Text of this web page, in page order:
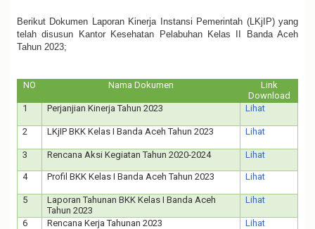
Berikut Dokumen Laporan Kinerja Instansi Pemerintah (LKjIP) yang
telah disusun Kantor Kesehatan Pelabuhan Kelas II Banda Aceh
Tahun 2023;
NO Nama Dokumen
Link
Download
1
Perjanjian Kinerja Tahun 2023 Lihat
2 LKjIP BKK Kelas I Banda Aceh Tahun 2023 Lihat
3 Rencana Aksi Kegiatan Tahun 2020-2024 Lihat
4 Profil BKK Kelas I Banda Aceh Tahun 2023 Lihat
5
Laporan Tahunan BKK Kelas I Banda Aceh
Tahun 2023
Lihat
6 Rencana Kerja Tahunan 2023 Lihat